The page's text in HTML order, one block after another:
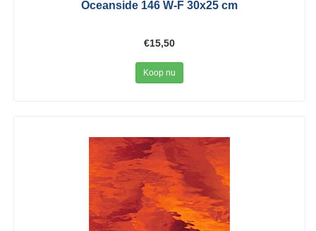
Oceanside 146 W-F 30x25 cm
€15,50
Koop nu